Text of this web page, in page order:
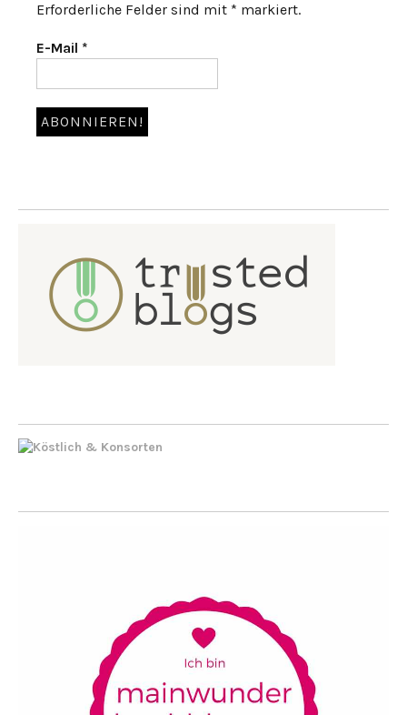
Erforderliche Felder sind mit * markiert.
E-Mail *